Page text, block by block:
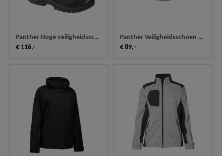
Panther Hoge veiligheidsschoen S3 Ocean
€ 116,-
Panther Veiligheidsschoen S3 New Uragano 30166
€ 89,-